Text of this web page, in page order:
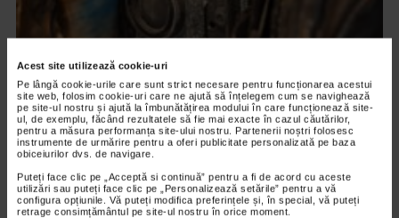
Acest site utilizează cookie-uri
Pe lângă cookie-urile care sunt strict necesare pentru funcționarea acestui
site web, folosim cookie-uri care ne ajută să înțelegem cum se navighează
pe site-ul nostru și ajută la îmbunătățirea modului în care funcționează site-
ul, de exemplu, făcând rezultatele să fie mai exacte în cazul căutărilor,
pentru a măsura performanța site-ului nostru. Partenerii noștri folosesc
instrumente de urmărire pentru a oferi publicitate personalizată pe baza
obiceiurilor dvs. de navigare.
Puteți face clic pe „Acceptă si continuă” pentru a fi de acord cu aceste
utilizări sau puteți face clic pe „Personalizează setările” pentru a vă
configura opțiunile. Vă puteți modifica preferințele și, în special, vă puteți
retrage consimțământul pe site-ul nostru în orice moment.
CLIPA DE ARTA
ARTS and ARTISTS. Anca Coller – “Cenușa
Memorie”
158 vizualizari